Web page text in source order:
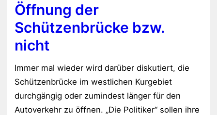
Öffnung der
Schützenbrücke bzw.
nicht
Immer mal wieder wird darüber diskutiert, die
Schützenbrücke im westlichen Kurgebiet
durchgängig oder zumindest länger für den
Autoverkehr zu öffnen. „Die Politiker“ sollen ihre